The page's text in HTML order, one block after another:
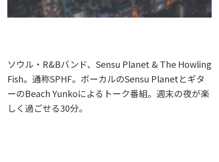
ソウル・R&Bバンド、Sensu Planet & The Howling
Fish。通称SPHF。ボーカルのSensu Planetとギタ
ーのBeach Yunkoによるトーク番組。週末の夜が楽
しく過ごせる30分。